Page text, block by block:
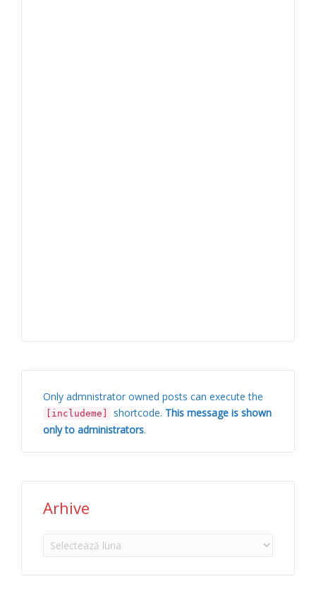
Only admnistrator owned posts can execute the
[includeme] shortcode. This message is shown
only to administrators.
Arhive
Arhive